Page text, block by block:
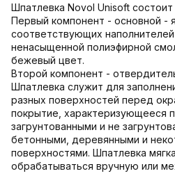
Шпатлевка Novol Unisoft
Первый компонент - основной -
соответствующих
ненасыщенной полиэфирной
бежевый цвет.
Второй компонент -
Шпатлевка служит для
разных поверхностей перед
покрытие, характеризующееся
загрунтованными и не
бетонными, деревянными и
поверхностями. Шпатлевка
обрабатываться вручную или